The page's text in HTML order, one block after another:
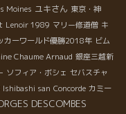
Moines ユキさん 東京・神
Lenoir 1989 マリー修道僧 キ
カーワールド優勝2018年 ビム
Chaume Arnaud 銀座三越新
ソフィア・ボシェ セバスチャ
Ishibashi san Concorde カミー
DESCOMBES